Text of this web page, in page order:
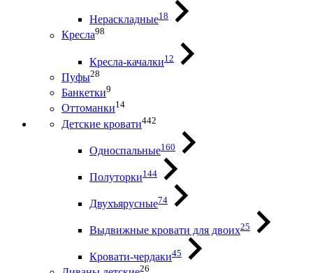
Нераскладные18
Кресла98
Кресла-качалки12
Пуфы28
Банкетки9
Оттоманки14
Детские кровати442
Односпальные160
Полуторки144
Двухъярусные74
Выдвижные кровати для двоих25
Кровати-чердаки45
26